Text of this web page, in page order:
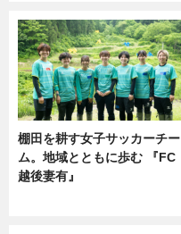
棚田を耕す女子サッカーチー
ム。地域とともに歩む 『FC
越後妻有』